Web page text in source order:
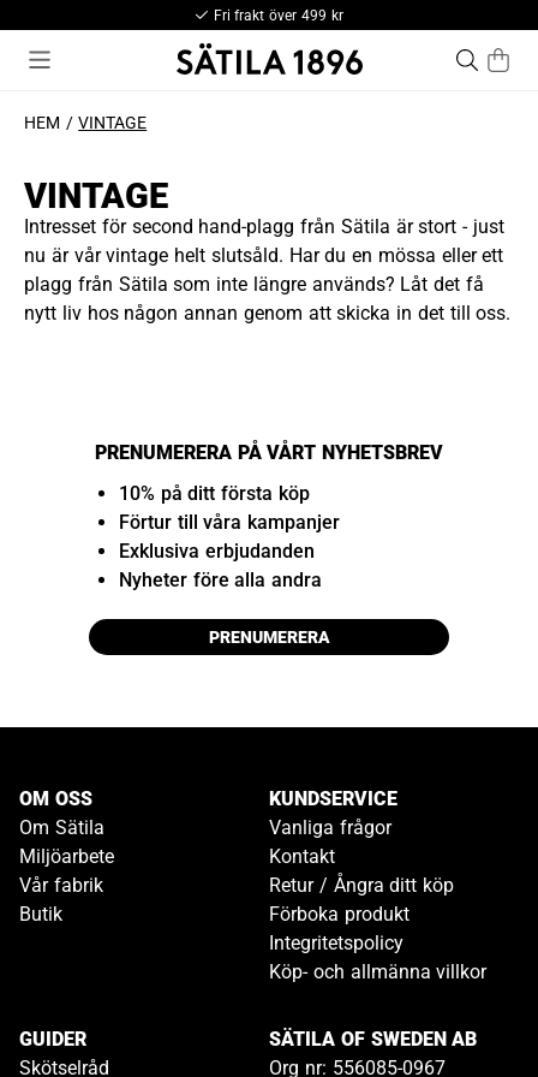
Fri frakt över 499 kr
HEM VINTAGE
VINTAGE
Intresset för second hand-plagg från Sätila är stort - just
nu är vår vintage helt slutsåld. Har du en mössa eller ett
plagg från Sätila som inte längre används? Låt det få
nytt liv hos någon annan genom att skicka in det till oss.
PRENUMERERA PÅ VÅRT NYHETSBREV
10% på ditt första köp
Förtur till våra kampanjer
Exklusiva erbjudanden
Nyheter före alla andra
PRENUMERERA
OM OSS
Om Sätila
Miljöarbete
Vår fabrik
Butik
KUNDSERVICE
Vanliga frågor
Kontakt
Retur / Ångra ditt köp
Förboka produkt
Integritetspolicy
Köp- och allmänna villkor
GUIDER
Skötselråd
SÄTILA OF SWEDEN AB
Org nr: 556085-0967